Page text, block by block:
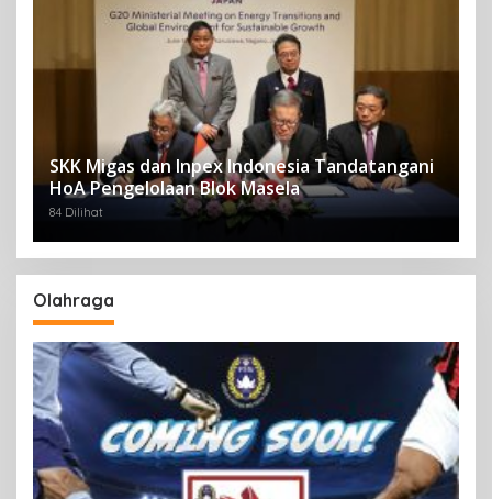
SKK Migas dan Inpex Indonesia Tandatangani
HoA Pengelolaan Blok Masela
84 Dilihat
Olahraga